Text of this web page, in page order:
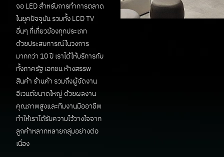
จอ LED สำหรับการทำการตลาด
ในยุคปัจจุบัน รวมทั้ง LCD TV
อื่นๆ ที่เกี่ยวข้องทุกประเภท
ด้วยประสบการณ์ในวงการ
มากกว่า 10 ปี เราได้ให้บริการกับ
ทั้งภาครัฐ เอกชน ห้างสรรพ
สินค้า ร้านค้า รวมถึงผู้จัดงาน
อีเวนต์ขนาดใหญ่ ด้วยผลงาน
คุณภาพสูงและทีมงานมืออาชีพ
ทำให้เราได้รับความไว้วางใจจาก
ลูกค้าหลากหลายกลุ่มอย่างต่อ
เนื่อง